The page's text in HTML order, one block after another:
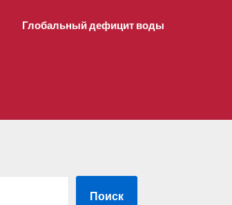
Глобальный дефицит воды
Поиск